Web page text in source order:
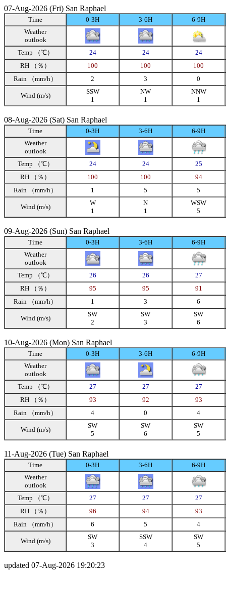
07-Aug-2026 (Fri) San Raphael
Time 0-3H 3-6H
6-9H
Weather
outlook
Temp （℃）
24 24
24
RH （％）
100 100
100
Rain （mm/h）
2 3 0
Wind (m/s)
SSW
1
NW
1
NNW
1
08-Aug-2026 (Sat) San Raphael
Time 0-3H 3-6H
6-9H
Weather
outlook
Temp （℃）
24 24
25
RH （％）
100 100
94
Rain （mm/h）
1 5 5
Wind (m/s)
W
1
N
1
WSW
5
09-Aug-2026 (Sun) San Raphael
Time 0-3H 3-6H
6-9H
Weather
outlook
Temp （℃）
26 26
27
RH （％）
95 95
91
Rain （mm/h）
1 3 6
Wind (m/s)
SW
2
SW
3
SW
6
10-Aug-2026 (Mon) San Raphael
Time 0-3H 3-6H
6-9H
Weather
outlook
Temp （℃）
27 27
27
RH （％）
93 92
93
Rain （mm/h）
4 0 4
Wind (m/s)
SW
5
SW
6
SW
5
11-Aug-2026 (Tue) San Raphael
Time 0-3H 3-6H
6-9H
Weather
outlook
Temp （℃）
27 27
27
RH （％）
96 94
93
Rain （mm/h）
6 5 4
Wind (m/s)
SW
3
SSW
4
SW
5
updated 07-Aug-2026 19:20:23